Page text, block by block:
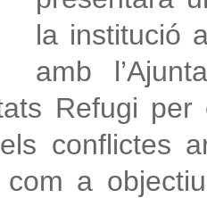
la institució
amb
Refugi per
conflictes
a